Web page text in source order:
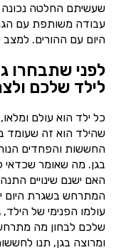
שעשיתם החלטה נכונה
עבודה משותפת עם
היום עם ההורים.
לפני שתבחרו
לילד שלכם
כל ילד הוא עולם
שהילד הוא זה שעומד
החששות והפחדים
בגן. מה שאומר
האם ישנם שינויים
המתרחש בשגרת היום
עולמו הפנימי של הילד,
שלכם לבחון מה
ומרוצה בגן, תנו